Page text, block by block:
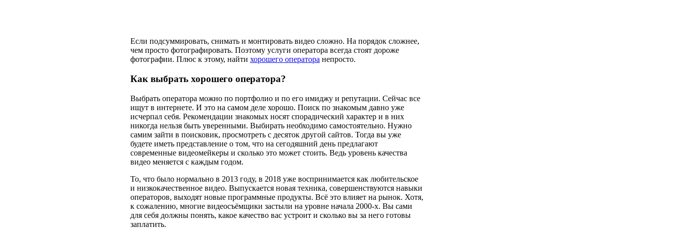
Если подсуммировать, снимать и монтировать видео сложно. На порядок сложнее,
чем просто фотографировать. Поэтому услуги оператора всегда стоят дороже
фотографии. Плюс к этому, найти хорошего оператора непросто.
Как выбрать хорошего оператора?
Выбрать оператора можно по портфолио и по его имиджу и репутации. Сейчас все
ищут в интернете. И это на самом деле хорошо. Поиск по знакомым давно уже
исчерпал себя. Рекомендации знакомых носят спорадический характер и в них
никогда нельзя быть уверенными. Выбирать необходимо самостоятельно. Нужно
самим зайти в поисковик, просмотреть с десяток другой сайтов. Тогда вы уже
будете иметь представление о том, что на сегодяшний день предлагают
современные видеомейкеры и сколько это может стоить. Ведь уровень качества
видео меняется с каждым годом.
То, что было нормально в 2013 году, в 2018 уже воспринимается как любительское
и низкокачественное видео. Выпускается новая техника, совершенствуются навыки
операторов, выходят новые программные продукты. Всё это влияет на рынок. Хотя,
к сожалению, многие видеосъёмщики застыли на уровне начала 2000-х. Вы сами
для себя должны понять, какое качество вас устроит и сколько вы за него готовы
заплатить.